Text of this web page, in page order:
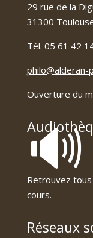
29 rue de la
31300
Tél. 05 61 42
philo@alderan-
Ouverture du
🔊
Retrouvez
cours.
Réseaux